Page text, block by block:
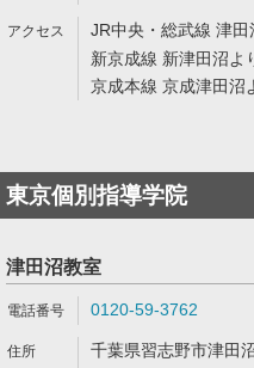
JR中央・総武線 津
新京成線 新津田沼よ
京成本線 京成津田沼
東京個別指導学院
津田沼教室
0120-59-3762
千葉県習志野市津田